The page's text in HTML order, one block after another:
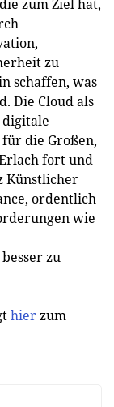
zum Ziel hat,
zu
schaffen, was
Die Cloud als
die Großen,
fort und
Künstlicher
ordentlich
wie
zu
hierzum